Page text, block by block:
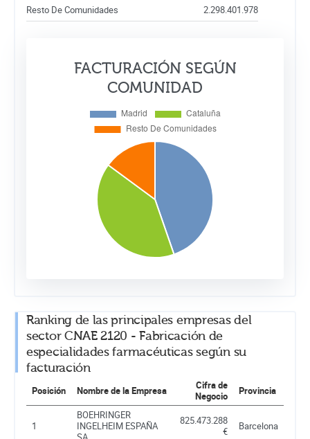
Resto De Comunidades
2.298.401.978
FACTURACIÓN SEGÚN
COMUNIDAD
Ranking de las principales empresas del
sector CNAE 2120 - Fabricación de
especialidades farmacéuticas según su
facturación
Posición Nombre de la Empresa
Cifra de
Negocio
Provincia
1
BOEHRINGER
INGELHEIM ESPAÑA
825.473.288
€
Barcelona